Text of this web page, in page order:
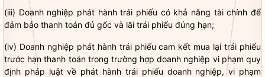
(iii) Doanh nghiệp phát hành trái phiếu có khả năng tài chính để
đảm bảo thanh toán đủ gốc và lãi trái phiếu đúng hạn;
(iv) Doanh nghiệp phát hành trái phiếu cam kết mua lại trái phiếu
trước hạn thanh toán trong trường hợp doanh nghiệp vi phạm quy
định pháp luậtvề phát hành trái phiếu doanh nghiệp, vi phạm